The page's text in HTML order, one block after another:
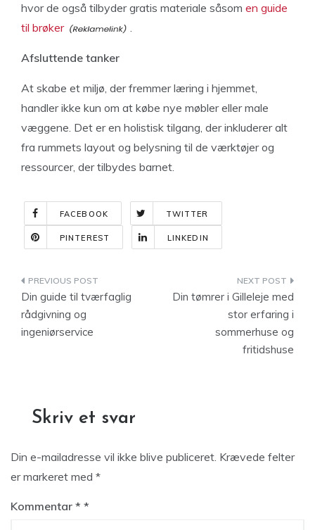
hvor de også tilbyder gratis materiale såsom en guide
til brøker
.
Afsluttende tanker
At skabe et miljø, der fremmer læring i hjemmet,
handler ikke kun om at købe nye møbler eller male
væggene. Det er en holistisk tilgang, der inkluderer alt
fra rummets layout og belysning til de værktøjer og
ressourcer, der tilbydes barnet.
FACEBOOK TWITTER
PINTEREST LINKEDIN
Indlægsnavigation
Din guide til tværfaglig
rådgivning og
ingeniørservice
Din tømrer i Gilleleje med
stor erfaring i
sommerhuse og
fritidshuse
Skriv et svar
Din e-mailadresse vil ikke blive publiceret. Krævede felter
er markeret med *
Kommentar *